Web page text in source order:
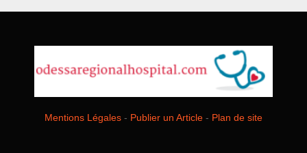
Mentions Légales - Publier un Article - Plan de site